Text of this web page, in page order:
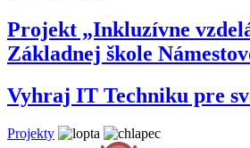
Projekt „Inkluzívne
Základnej škole
Vyhraj IT Techniku pre
Projekty